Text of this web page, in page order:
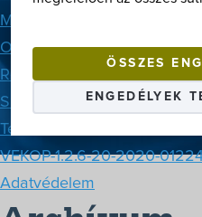
ÖSSZES
ENGEDÉLYEK
Megoldások
Oldaltérkép
Rólunk
Szerviz
Termékek
VEKOP-1.2.6-20-2020-
Adatvédelem